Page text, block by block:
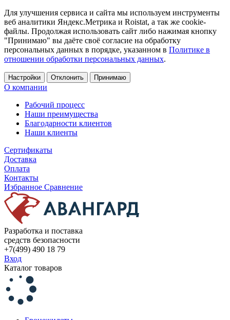
Для улучшения сервиса и сайта мы используем инструменты
веб аналитики Яндекс.Метрика и Roistat, а так же cookie-
файлы. Продолжая использовать сайт либо нажимая кнопку
"Принимаю" вы даёте своё согласие на обработку
персональных данных в порядке, указанном в Политике в
отношении обработки персональных данных.
Настройки Отклонить Принимаю
О компании
Рабочий процесс
Наши преимущества
Благодарности клиентов
Наши клиенты
Сертификаты
Доставка
Оплата
Контакты
Избранное Сравнение
Разработка и поставка
средств безопасности
+7(499) 490 18 79
Вход
Каталог товаров